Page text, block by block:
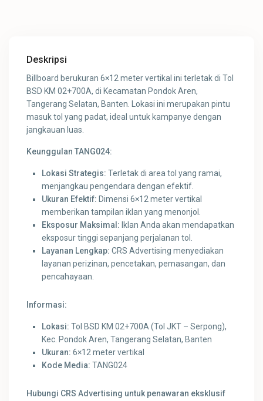
Deskripsi
Billboard berukuran 6×12 meter vertikal ini terletak di Tol
BSD KM 02+700A, di Kecamatan Pondok Aren,
Tangerang Selatan, Banten. Lokasi ini merupakan pintu
masuk tol yang padat, ideal untuk kampanye dengan
jangkauan luas.
Keunggulan TANG024:
Lokasi Strategis: Terletak di area tol yang ramai,
menjangkau pengendara dengan efektif.
Ukuran Efektif: Dimensi 6×12 meter vertikal
memberikan tampilan iklan yang menonjol.
Eksposur Maksimal: Iklan Anda akan mendapatkan
eksposur tinggi sepanjang perjalanan tol.
Layanan Lengkap: CRS Advertising menyediakan
layanan perizinan, pencetakan, pemasangan, dan
pencahayaan.
Informasi:
Lokasi: Tol BSD KM 02+700A (Tol JKT – Serpong),
Kec. Pondok Aren, Tangerang Selatan, Banten
Ukuran: 6×12 meter vertikal
Kode Media: TANG024
Hubungi CRS Advertising untuk penawaran eksklusif